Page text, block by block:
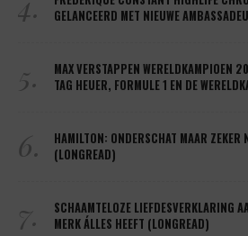
GELANCEERD MET NIEUWE
5.
MAX VERSTAPPEN WERELDKAMPIOEN
TAG HEUER, FORMULE 1 EN DE
6.
HAMILTON: ONDERSCHAT MAAR ZEKER
(LONGREAD)
7.
SCHAAMTELOZE LIEFDESVERKLARING
MERK ÁLLES HEEFT (LONGREAD)